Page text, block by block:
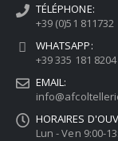
TÉLÉPHONE:
+39 (0)51 811732
WHATSAPP:
+39 335 181 8204
EMAIL:
HORAIRES
Lun - Ven 9:00-